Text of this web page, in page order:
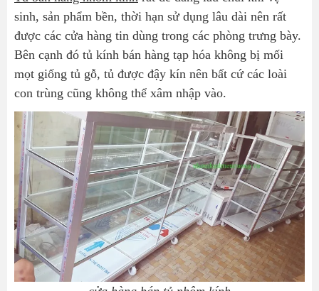
sinh, sản phẩm bền, thời hạn sử dụng lâu dài nên rất
được các cửa hàng tin dùng trong các phòng trưng bày.
Bên cạnh đó tủ kính bán hàng tạp hóa không bị mối
mọt giống tủ gỗ, tủ được đậy kín nên bất cứ các loài
con trùng cũng không thể xâm nhập vào.